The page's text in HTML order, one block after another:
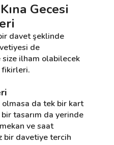
Gecesi
davet şeklinde
de
size ilham olabilecek
fikirleri.
da tek bir kart
tasarım da yerinde
ve saat
bir davetiye tercih